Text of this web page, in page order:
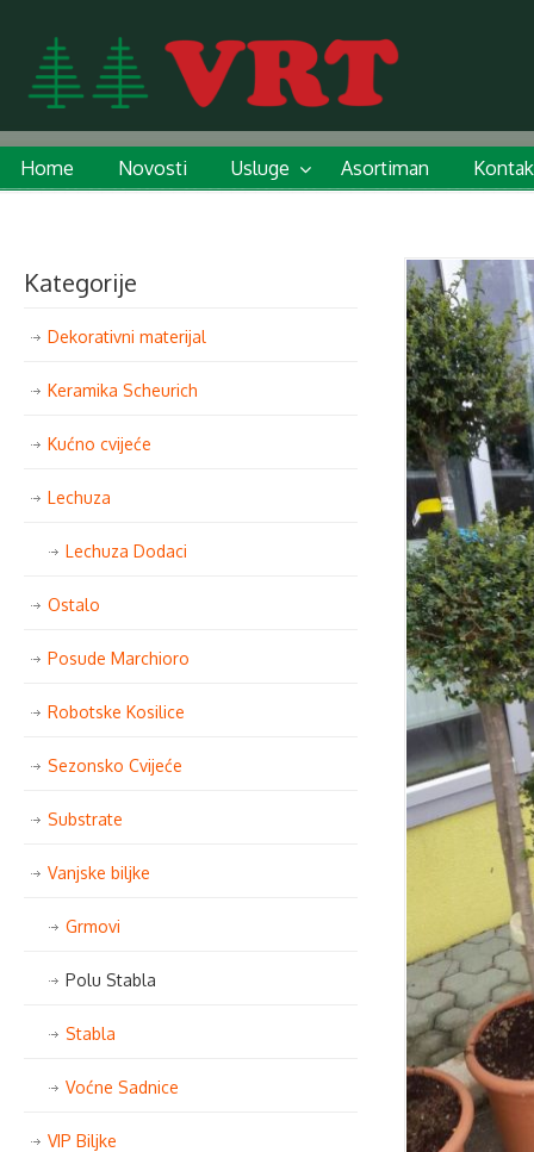
Home Novosti Usluge Asortiman
Kategorije
Dekorativni materijal
Keramika Scheurich
Kućno cvijeće
Lechuza
Lechuza Dodaci
Ostalo
Posude Marchioro
Robotske Kosilice
Sezonsko Cvijeće
Substrate
Vanjske biljke
Grmovi
Polu Stabla
Stabla
Voćne Sadnice
VIP Biljke